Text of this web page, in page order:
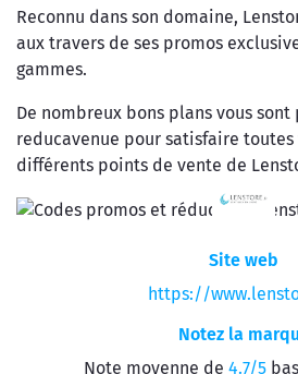
Reconnu dans son domaine,
aux travers de ses promos
gammes.
De nombreux bons plans vous sont
reducavenue pour satisfaire toutes
différents points de vente de
Site web
https://
Notez la
Note moyenne de 4.7/5